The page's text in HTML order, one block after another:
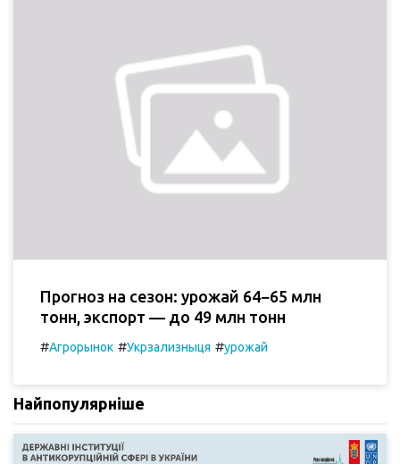
Прогноз на сезон: урожай 64−65 млн
тонн, экспорт — до 49 млн тонн
#Агрорынок #Укрзализныця #урожай
Найпопулярніше